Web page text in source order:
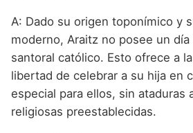
A: Dado su origen toponímico y
moderno, Araitz no posee un
santoral católico. Esto ofrece a
libertad de celebrar a su hija en
especial para ellos, sin ataduras
religiosas preestablecidas.